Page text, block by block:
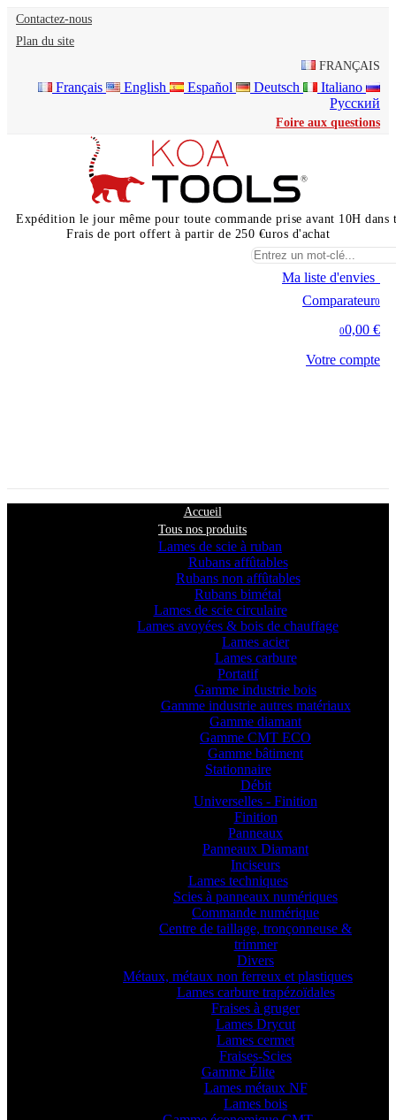
Contactez-nous
Plan du site
FRANÇAIS
Français English Español Deutsch
Italiano
Русский
Foire aux questions
Expédition le jour même pour toute commande prise avant 10H dans
Frais de port offert à partir de 250 €uros d'achat
Ma liste d'envies
Comparateur0
00,00 €
Votre compte
Accueil
Tous nos produits
Lames de scie à ruban
Rubans affûtables
Rubans non affûtables
Rubans bimétal
Lames de scie circulaire
Lames avoyées & bois de chauffage
Lames acier
Lames carbure
Portatif
Gamme industrie bois
Gamme industrie autres matériaux
Gamme diamant
Gamme CMT ECO
Gamme bâtiment
Stationnaire
Débit
Universelles - Finition
Finition
Panneaux
Panneaux Diamant
Inciseurs
Lames techniques
Scies à panneaux numériques
Commande numérique
Centre de taillage, tronçonneuse &
trimmer
Divers
Métaux, métaux non ferreux et plastiques
Lames carbure trapézoïdales
Fraises à gruger
Lames Drycut
Lames cermet
Fraises-Scies
Gamme Élite
Lames métaux NF
Lames bois